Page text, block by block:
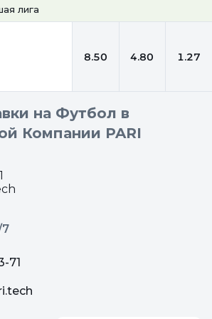
лига
8.50 4.80 1.27
на Футбол в
Компании PARI
71